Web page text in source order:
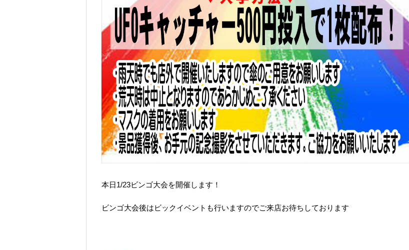
本日1/23ビンゴ大会を開催します！
ビンゴ大会後はビックイベントも行いますのでご来店お待ちしております